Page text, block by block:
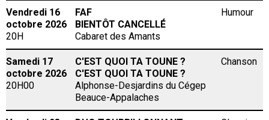
Vendredi 16
octobre 2026
20H
FAF
BIENTÔT CANCELLÉ
Cabaret des Amants
Humour
Samedi 17
octobre 2026
20H00
C'EST QUOI TA TOUNE ?
C'EST QUOI TA TOUNE ?
Alphonse-Desjardins du Cégep
Beauce-Appalaches
Chanson